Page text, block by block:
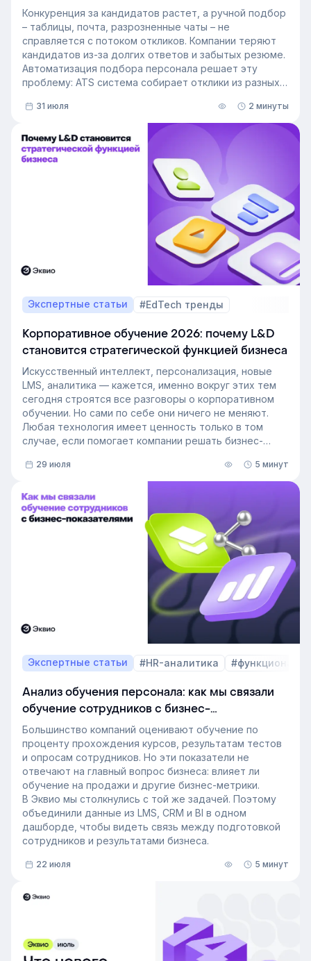
подбора персонала
Конкуренция за кандидатов растет, а ручной подбор
– таблицы, почта, разрозненные чаты – не
справляется с потоком откликов. Компании теряют
кандидатов из-за долгих ответов и забытых резюме.
Автоматизация подбора персонала решает эту
проблему: ATS система собирает отклики из разных
снимает с рекрутера рутину. Сегодня программа для
рекрутинга – это базовый инструмент для быстрого
и системного закрытия вакансий.
31 июля 2 минуты
Экспертные статьи #EdTech тренды
Корпоративное обучение 2026: почему L&D
становится стратегической функцией бизнеса
Искусственный интеллект, персонализация, новые
LMS, аналитика — кажется, именно вокруг этих тем
сегодня строятся все разговоры о корпоративном
обучении. Но сами по себе они ничего не меняют.
Любая технология имеет ценность только в том
случае, если помогает компании решать бизнес-
Сегодня бизнес интересует уже не выбор
инструментов, а их результат: какое влияние
обучение оказывает на компанию и можно ли этот
эффект измерить. Такой взгляд меняет подходы к
развитию сотрудников, требования к HR и L&D, а
также на критерии выбора LMS.
В этой статье разбираем, почему это происходит и
как эти изменения повлияют на корпоративное
обучение в ближайшие годы. Материал подготовлен
на основе интервью коммерческого директора
Эквио Леонида Бутакова для подкаста HR4People.
29 июля 5 минут
Экспертные статьи #HR-аналитика #функционал
Анализ обучения персонала: как мы связали
обучение сотрудников с бизнес-
показателями
Большинство компаний оценивают обучение по
проценту прохождения курсов, результатам тестов
и опросам сотрудников. Но эти показатели не
отвечают на главный вопрос бизнеса: влияет ли
обучение на продажи и другие бизнес-метрики.
В Эквио мы столкнулись с той же задачей. Поэтому
объединили данные из LMS, CRM и BI в одном
дашборде, чтобы видеть связь между подготовкой
сотрудников и результатами бизнеса.
22 июля 5 минут